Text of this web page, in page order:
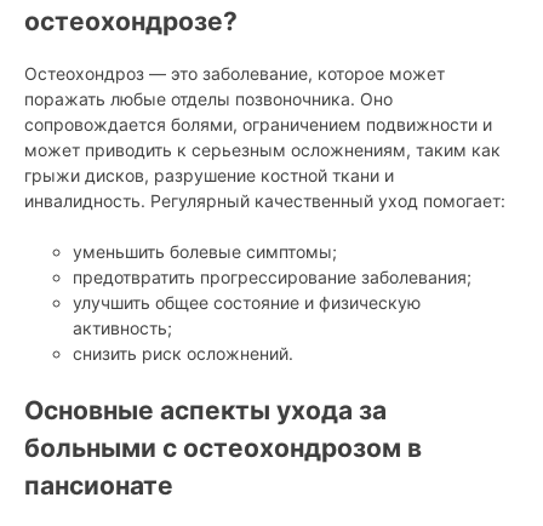
остеохондрозе?
Остеохондроз — это заболевание, которое может
поражать любые отделы позвоночника. Оно
сопровождается болями, ограничением подвижности и
может приводить к серьезным осложнениям, таким как
грыжи дисков, разрушение костной ткани и
инвалидность. Регулярный качественный уход помогает:
уменьшить болевые симптомы;
предотвратить прогрессирование заболевания;
улучшить общее состояние и физическую
активность;
снизить риск осложнений.
Основные аспекты ухода за
больными с остеохондрозом в
пансионате